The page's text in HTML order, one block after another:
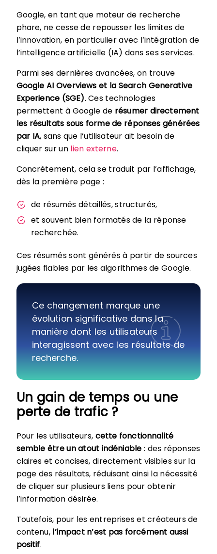
Google, en tant que moteur de recherche
phare, ne cesse de repousser les limites de
l’innovation, en particulier avec l’intégration de
l’intelligence artificielle (IA) dans ses services.
Parmi ses dernières avancées, on trouve
Google AI Overviews et la Search Generative
Experience (SGE). Ces technologies
permettent à Google de résumer directement
les résultats sous forme de réponses générées
par IA, sans que l’utilisateur ait besoin de
cliquer sur un lien externe.
Concrètement, cela se traduit par l’affichage,
dès la première page :
de résumés détaillés, structurés,
et souvent bien formatés de la réponse
recherchée.
Ces résumés sont générés à partir de sources
jugées fiables par les algorithmes de Google.
Ce changement marque une
évolution significative dans la
manière dont les utilisateurs
interagissent avec les résultats de
recherche.
Un gain de temps ou une
perte de trafic ?
Pour les utilisateurs, cette fonctionnalité
semble être un atout indéniable : des réponses
claires et concises, directement visibles sur la
page des résultats, réduisant ainsi la nécessité
de cliquer sur plusieurs liens pour obtenir
l’information désirée.
Toutefois, pour les entreprises et créateurs de
contenu, l’impact n’est pas forcément aussi
positif.